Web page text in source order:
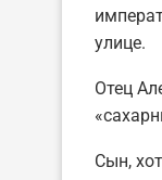
улице.
Отец
Сын,